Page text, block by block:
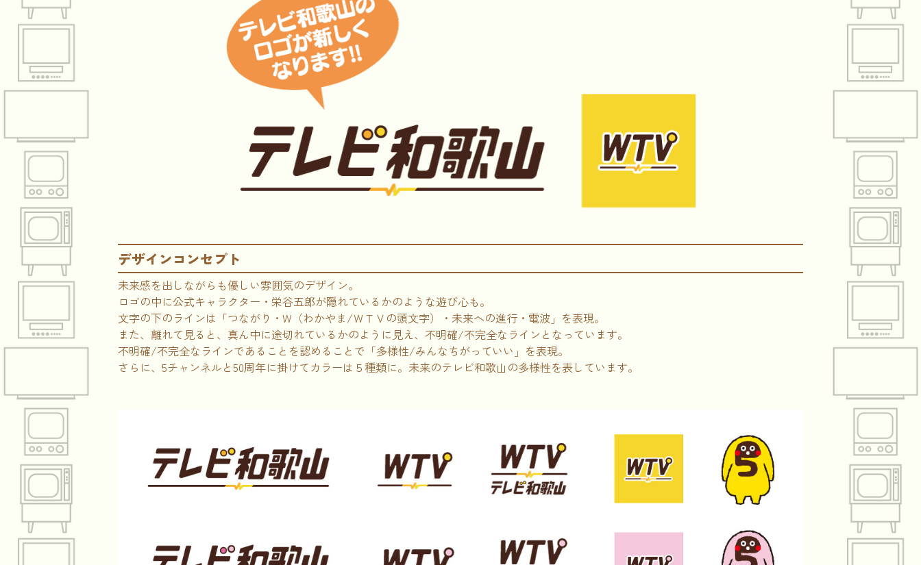
デザインコンセプト
未来感を出しながらも優しい雰囲気のデザイン。
ロゴの中に公式キャラクター・栄谷五郎が隠れているかのような遊び心も。
文字の下のラインは「つながり・W（わかやま/ＷＴＶの頭文字）・未来への進行・電波」を表現。
また、離れて見ると、真ん中に途切れているかのように見え、不明確/不完全なラインとなっています。
不明確/不完全なラインであることを認めることで「多様性/みんなちがっていい」を表現。
さらに、5チャンネルと50周年に掛けてカラーは５種類に。未来のテレビ和歌山の多様性を表しています。